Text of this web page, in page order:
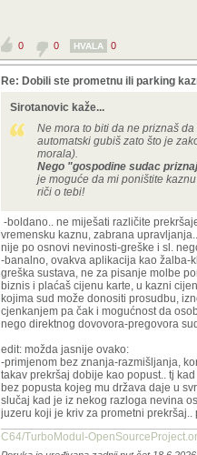
0 0 HVALA 0
Re: Dobili ste prometnu ili parking
Sirotanovic kaže...
Ne mora to biti da ne priznaš
automatski gubiš zato što je
morala).
Nego "gospodine sudac
je moguće da mi poništite
riči o tebi!
-boldano.. ne miješati različite
vremensku kaznu, zabrana
nije po osnovi nevinosti-greške i sl.
-banalno, ovakva aplikacija kao žalba-
greška sustava, ne za pisanje molbe
biznis i plaćaš cijenu karte, u kazni
kojima sud može donositi prosudbu,
cjenkanjem pa čak i mogućnost da
nego direktnog dovovora-pregovora
edit: možda jasnije ovako:
-primjenom bez znanja-razmišljanja,
takav prekršaj dobije kao popust.. tj
bez popusta kojeg mu država daje u
slučaj kad je iz nekog razloga nevina
juzeru koji je kriv za prometni
C64/TurboModul-